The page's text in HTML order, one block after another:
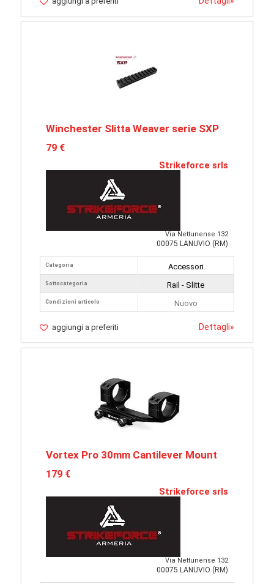
Winchester Slitta Weaver serie SXP
79 €
Strikeforce srls
Via Nettunense 132
00075 LANUVIO (RM)
Categoria
Sottocategoria
Condizioni articolo
Accessori
Rail - Slitte
Nuovo
aggiungi a preferiti Dettagli»
Vortex Pro 30mm Cantilever Mount
179 €
Strikeforce srls
Via Nettunense 132
00075 LANUVIO (RM)